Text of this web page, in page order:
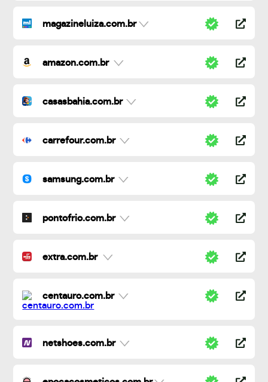
magazineluiza.com.br
amazon.com.br
casasbahia.com.br
carrefour.com.br
samsung.com.br
pontofrio.com.br
extra.com.br
centauro.com.br
netshoes.com.br